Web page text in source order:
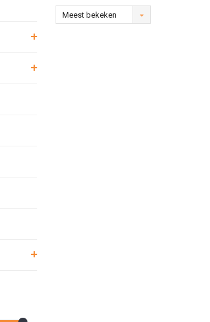
Meest bekeken